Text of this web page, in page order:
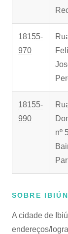
18155-
970
18155-
990
nº
SOBRE
A cidade de
endereços/